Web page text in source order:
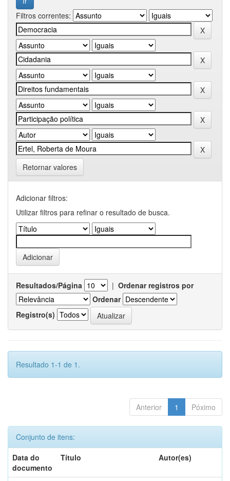
Filtros correntes:
Retornar valores
Adicionar filtros:
Utilizar filtros para refinar o resultado de busca.
Resultados/Página | Ordenar registros por
Ordenar
Registro(s)
Resultado 1-1 de 1.
Anterior 1 Póximo
Conjunto de itens:
Data do
documento
Título Autor(es)